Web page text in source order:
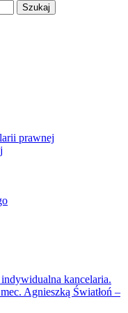
prawnej
kancelaria.
Agnieszką Światłoń –